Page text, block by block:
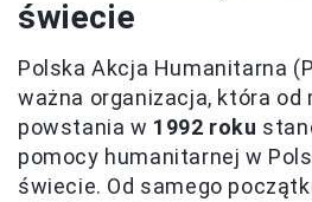
świecie
Polska Akcja Humanitarna
ważna organizacja, która od
powstania w 1992 roku
pomocy humanitarnej w
świecie. Od samego